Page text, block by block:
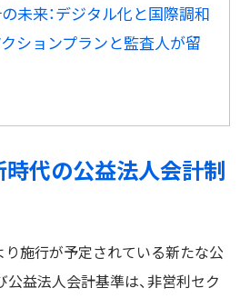
未来：デジタル化と国際調和
ションプランと監査人が留
時代の公益法人会計制
り施行が予定されている新たな公
益法人会計基準は、非営利セク